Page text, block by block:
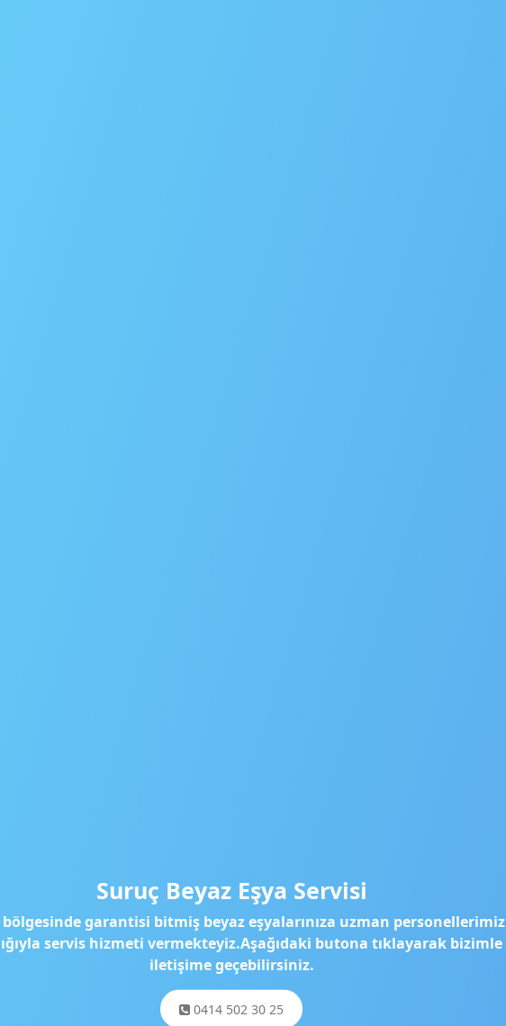
Suruç Beyaz Eşya Servisi
garantisi bitmiş beyaz eşyalarınıza uzman personellerimiz
servis hizmeti vermekteyiz.Aşağıdaki butona tıklayarak bizimle
iletişime geçebilirsiniz.
0414 502 30 25